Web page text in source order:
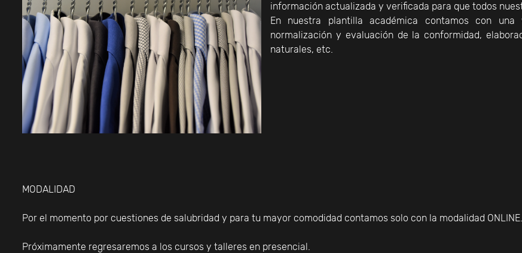
información actualizada y verificada para que todos
En nuestra plantilla académica contamos con
normalización y evaluación de la conformidad,
naturales, etc.
MODALIDAD
Por el momento por cuestiones de salubridad y para tu mayor comodidad contamos solo con la modalidad ONLINE.
Próximamente regresaremos a los cursos y talleres en presencial.